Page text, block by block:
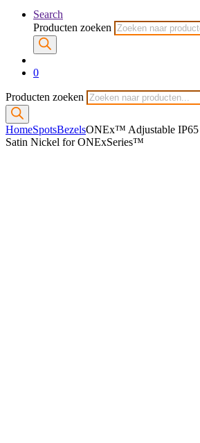
Search
Producten zoeken
0
Producten zoeken
HomeSpotsBezelsONEx™ Adjustable IP65
Satin Nickel for ONExSeries™